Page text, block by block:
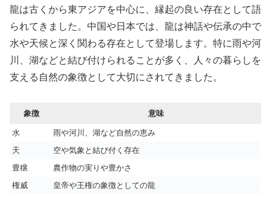
龍は古くから東アジアを中心に、縁起の良い存在として語
られてきました。中国や日本では、龍は神話や伝承の中で
水や天候と深く関わる存在として登場します。特に雨や河
川、湖などと結び付けられることが多く、人々の暮らしを
支える自然の象徴として大切にされてきました。
象徴 意味
水
雨や河川、湖など自然の恵み
天
空や気象と結び付く存在
豊穣
農作物の実りや豊かさ
権威
皇帝や王権の象徴としての龍